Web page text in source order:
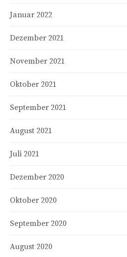
Januar 2022
Dezember 2021
November 2021
Oktober 2021
September 2021
August 2021
Juli 2021
Dezember 2020
Oktober 2020
September 2020
August 2020